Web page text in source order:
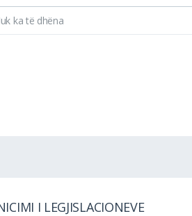
ka të dhëna
I LEGJISLACIONEVE